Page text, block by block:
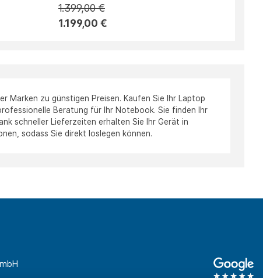
1.399,00 €
1.199,00 €
Marken zu günstigen Preisen. Kaufen Sie Ihr Laptop
Beratung für Ihr Notebook. Sie finden Ihr
schneller Lieferzeiten erhalten Sie Ihr Gerät in
sodass Sie direkt loslegen können.